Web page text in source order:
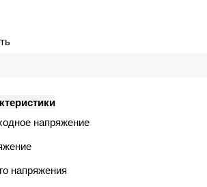
напряжение
напряжения